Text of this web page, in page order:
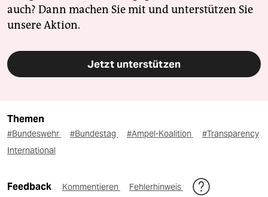
auch? Dann machen Sie mit und unterstützen Sie
unsere Aktion.
Jetzt unterstützen
Themen
#Bundeswehr #Bundestag #Ampel-Koalition
#Transparency
International
Feedback Kommentieren Fehlerhinweis